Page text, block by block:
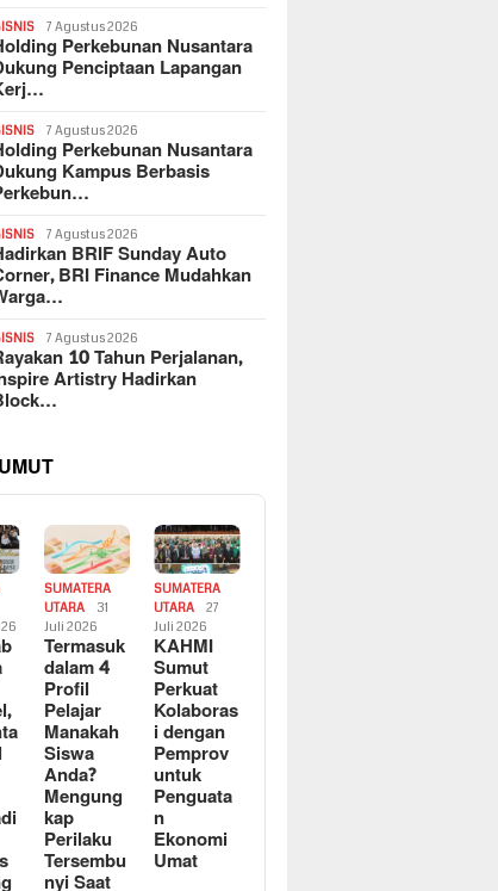
7 Agustus 2026
Perkebunan Nusantara
Penciptaan Lapangan
7 Agustus 2026
Perkebunan Nusantara
Kampus Berbasis
7 Agustus 2026
BRIF Sunday Auto
BRI Finance Mudahkan
7 Agustus 2026
10 Tahun Perjalanan,
Artistry Hadirkan
SUMATERA
UTARA
31
Juli 2026
Termasuk
dalam 4
Profil
Pelajar
Manakah
Siswa
Anda?
Mengung
kap
Perilaku
Tersembu
nyi Saat
SUMATERA
UTARA
27
Juli 2026
KAHMI
Sumut
Perkuat
Kolaboras
i dengan
Pemprov
untuk
Penguata
n
Ekonomi
Umat